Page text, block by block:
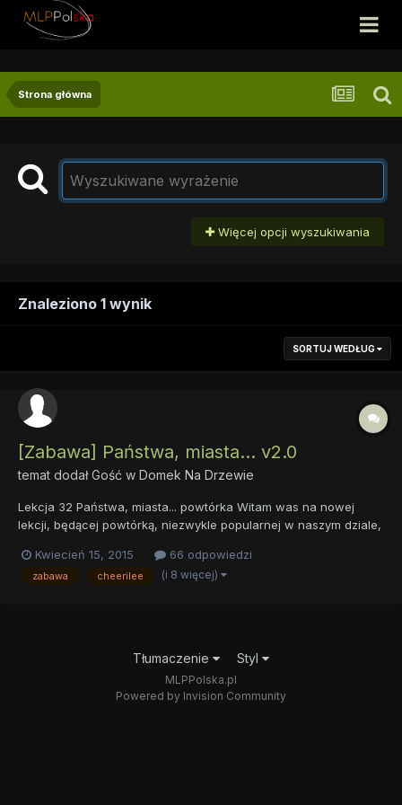
Strona główna
Więcej opcji wyszukiwania
Znaleziono 1 wynik
SORTUJ WEDŁUG
[Zabawa] Państwa, miasta... v2.0
temat dodał Gość w Domek Na Drzewie
Lekcja 32 Państwa, miasta... powtórka Witam was na nowej
lekcji, będącej powtórką, niezwykle popularnej w naszym dziale,
regulaminem, a dokładniej punkt dotyczący karania
użytkowników za tzw. "powtórki"....
Kwiecień 15, 2015 66 odpowiedzi
zabawa cheerilee (i 8 więcej)
Tłumaczenie Styl
MLPPolska.pl
Powered by Invision Community